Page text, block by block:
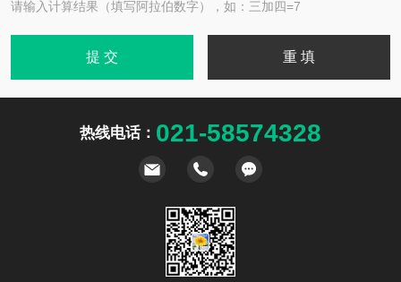
请输入计算结果（填写阿拉伯数字），如：三加四=7
热线电话： 021-58574328